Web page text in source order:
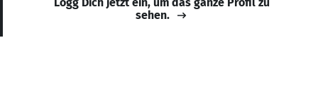
sehen.